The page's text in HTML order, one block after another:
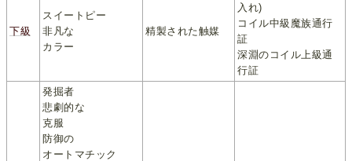
下級
スイートピー
非凡な
カラー
精製された触媒
入れ)
コイル中級魔族通行
証
深淵のコイル上級通
行証
発掘者
悲劇的な
克服
防御の
オートマチック